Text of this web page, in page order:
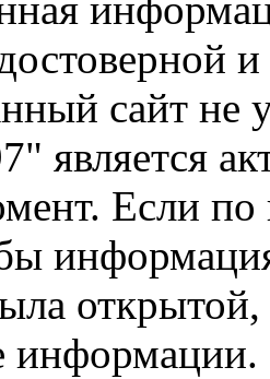
сайт не
является
Если
открытой,
информации.